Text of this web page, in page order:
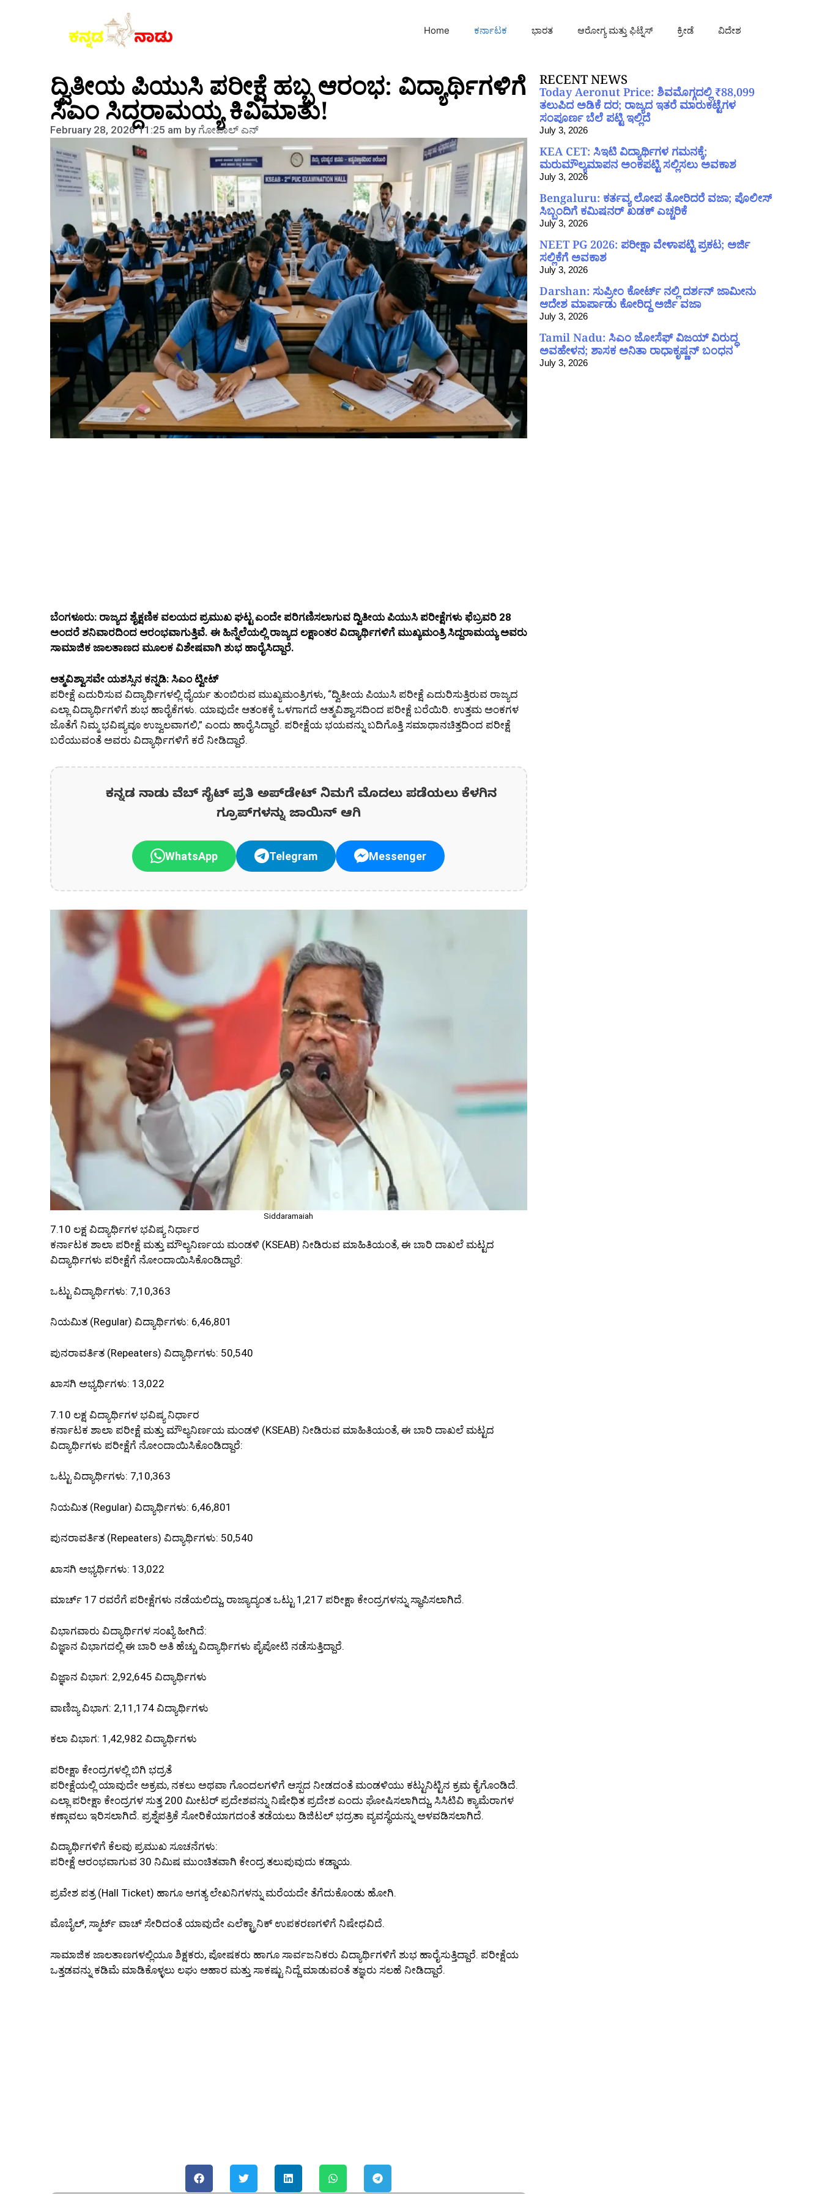
Home ಕರ್ನಾಟಕ ಭಾರತ ಆರೋಗ್ಯ ಮತ್ತು ಫಿಟ್ನೆಸ್ ಕ್ರೀಡೆ ವಿದೇಶ
ದ್ವಿತೀಯ ಪಿಯುಸಿ ಪರೀಕ್ಷೆ ಹಬ್ಬ ಆರಂಭ: ವಿದ್ಯಾರ್ಥಿಗಳಿಗೆ
ಸಿಎಂ ಸಿದ್ದರಾಮಯ್ಯ ಕಿವಿಮಾತು!
February 28, 2026 11:25 am byಗೋಪಾಲ್‌ ಎನ್‌
ಬೆಂಗಳೂರು: ರಾಜ್ಯದ ಶೈಕ್ಷಣಿಕ ವಲಯದ ಪ್ರಮುಖ ಘಟ್ಟ ಎಂದೇ ಪರಿಗಣಿಸಲಾಗುವ ದ್ವಿತೀಯ ಪಿಯುಸಿ ಪರೀಕ್ಷೆಗಳು ಫೆಬ್ರವರಿ 28
ಅಂದರೆ ಶನಿವಾರದಿಂದ ಆರಂಭವಾಗುತ್ತಿವೆ. ಈ ಹಿನ್ನೆಲೆಯಲ್ಲಿ ರಾಜ್ಯದ ಲಕ್ಷಾಂತರ ವಿದ್ಯಾರ್ಥಿಗಳಿಗೆ ಮುಖ್ಯಮಂತ್ರಿ ಸಿದ್ದರಾಮಯ್ಯ ಅವರು
ಸಾಮಾಜಿಕ ಜಾಲತಾಣದ ಮೂಲಕ ವಿಶೇಷವಾಗಿ ಶುಭ ಹಾರೈಸಿದ್ದಾರೆ.
ಆತ್ಮವಿಶ್ವಾಸವೇ ಯಶಸ್ಸಿನ ಕನ್ನಡಿ: ಸಿಎಂ ಟ್ವೀಟ್
ಪರೀಕ್ಷೆ ಎದುರಿಸುವ ವಿದ್ಯಾರ್ಥಿಗಳಲ್ಲಿ ಧೈರ್ಯ ತುಂಬಿರುವ ಮುಖ್ಯಮಂತ್ರಿಗಳು, “ದ್ವಿತೀಯ ಪಿಯುಸಿ ಪರೀಕ್ಷೆ ಎದುರಿಸುತ್ತಿರುವ ರಾಜ್ಯದ
ಎಲ್ಲಾ ವಿದ್ಯಾರ್ಥಿಗಳಿಗೆ ಶುಭ ಹಾರೈಕೆಗಳು. ಯಾವುದೇ ಆತಂಕಕ್ಕೆ ಒಳಗಾಗದೆ ಆತ್ಮವಿಶ್ವಾಸದಿಂದ ಪರೀಕ್ಷೆ ಬರೆಯಿರಿ. ಉತ್ತಮ ಅಂಕಗಳ
ಜೊತೆಗೆ ನಿಮ್ಮ ಭವಿಷ್ಯವೂ ಉಜ್ವಲವಾಗಲಿ,” ಎಂದು ಹಾರೈಸಿದ್ದಾರೆ. ಪರೀಕ್ಷೆಯ ಭಯವನ್ನು ಬದಿಗೊತ್ತಿ ಸಮಾಧಾನಚಿತ್ತದಿಂದ ಪರೀಕ್ಷೆ
ಬರೆಯುವಂತೆ ಅವರು ವಿದ್ಯಾರ್ಥಿಗಳಿಗೆ ಕರೆ ನೀಡಿದ್ದಾರೆ.
ಕನ್ನಡ ನಾಡು ವೆಬ್ ಸೈಟ್ ಪ್ರತಿ ಅಪ್‌ಡೇಟ್‌ ನಿಮಗೆ ಮೊದಲು ಪಡೆಯಲು ಕೆಳಗಿನ
ಗ್ರೂಪ್‌ಗಳನ್ನು ಜಾಯಿನ್ ಆಗಿ
WhatsApp Telegram Messenger
Siddaramaiah
7.10 ಲಕ್ಷ ವಿದ್ಯಾರ್ಥಿಗಳ ಭವಿಷ್ಯ ನಿರ್ಧಾರ
ಕರ್ನಾಟಕ ಶಾಲಾ ಪರೀಕ್ಷೆ ಮತ್ತು ಮೌಲ್ಯನಿರ್ಣಯ ಮಂಡಳಿ (KSEAB) ನೀಡಿರುವ ಮಾಹಿತಿಯಂತೆ, ಈ ಬಾರಿ ದಾಖಲೆ ಮಟ್ಟದ
ವಿದ್ಯಾರ್ಥಿಗಳು ಪರೀಕ್ಷೆಗೆ ನೋಂದಾಯಿಸಿಕೊಂಡಿದ್ದಾರೆ:
ಒಟ್ಟು ವಿದ್ಯಾರ್ಥಿಗಳು: 7,10,363
ನಿಯಮಿತ (Regular) ವಿದ್ಯಾರ್ಥಿಗಳು: 6,46,801
ಪುನರಾವರ್ತಿತ (Repeaters) ವಿದ್ಯಾರ್ಥಿಗಳು: 50,540
ಖಾಸಗಿ ಅಭ್ಯರ್ಥಿಗಳು: 13,022
7.10 ಲಕ್ಷ ವಿದ್ಯಾರ್ಥಿಗಳ ಭವಿಷ್ಯ ನಿರ್ಧಾರ
ಕರ್ನಾಟಕ ಶಾಲಾ ಪರೀಕ್ಷೆ ಮತ್ತು ಮೌಲ್ಯನಿರ್ಣಯ ಮಂಡಳಿ (KSEAB) ನೀಡಿರುವ ಮಾಹಿತಿಯಂತೆ, ಈ ಬಾರಿ ದಾಖಲೆ ಮಟ್ಟದ
ವಿದ್ಯಾರ್ಥಿಗಳು ಪರೀಕ್ಷೆಗೆ ನೋಂದಾಯಿಸಿಕೊಂಡಿದ್ದಾರೆ:
ಒಟ್ಟು ವಿದ್ಯಾರ್ಥಿಗಳು: 7,10,363
ನಿಯಮಿತ (Regular) ವಿದ್ಯಾರ್ಥಿಗಳು: 6,46,801
ಪುನರಾವರ್ತಿತ (Repeaters) ವಿದ್ಯಾರ್ಥಿಗಳು: 50,540
ಖಾಸಗಿ ಅಭ್ಯರ್ಥಿಗಳು: 13,022
ಮಾರ್ಚ್ 17 ರವರೆಗೆ ಪರೀಕ್ಷೆಗಳು ನಡೆಯಲಿದ್ದು, ರಾಜ್ಯಾದ್ಯಂತ ಒಟ್ಟು 1,217 ಪರೀಕ್ಷಾ ಕೇಂದ್ರಗಳನ್ನು ಸ್ಥಾಪಿಸಲಾಗಿದೆ.
ವಿಭಾಗವಾರು ವಿದ್ಯಾರ್ಥಿಗಳ ಸಂಖ್ಯೆ ಹೀಗಿದೆ:
ವಿಜ್ಞಾನ ವಿಭಾಗದಲ್ಲಿ ಈ ಬಾರಿ ಅತಿ ಹೆಚ್ಚು ವಿದ್ಯಾರ್ಥಿಗಳು ಪೈಪೋಟಿ ನಡೆಸುತ್ತಿದ್ದಾರೆ.
ವಿಜ್ಞಾನ ವಿಭಾಗ: 2,92,645 ವಿದ್ಯಾರ್ಥಿಗಳು
ವಾಣಿಜ್ಯ ವಿಭಾಗ: 2,11,174 ವಿದ್ಯಾರ್ಥಿಗಳು
ಕಲಾ ವಿಭಾಗ: 1,42,982 ವಿದ್ಯಾರ್ಥಿಗಳು
ಪರೀಕ್ಷಾ ಕೇಂದ್ರಗಳಲ್ಲಿ ಬಿಗಿ ಭದ್ರತೆ
ಪರೀಕ್ಷೆಯಲ್ಲಿ ಯಾವುದೇ ಅಕ್ರಮ, ನಕಲು ಅಥವಾ ಗೊಂದಲಗಳಿಗೆ ಆಸ್ಪದ ನೀಡದಂತೆ ಮಂಡಳಿಯು ಕಟ್ಟುನಿಟ್ಟಿನ ಕ್ರಮ ಕೈಗೊಂಡಿದೆ.
ಎಲ್ಲಾ ಪರೀಕ್ಷಾ ಕೇಂದ್ರಗಳ ಸುತ್ತ 200 ಮೀಟರ್ ಪ್ರದೇಶವನ್ನು ನಿಷೇಧಿತ ಪ್ರದೇಶ ಎಂದು ಘೋಷಿಸಲಾಗಿದ್ದು, ಸಿಸಿಟಿವಿ ಕ್ಯಾಮೆರಾಗಳ
ಕಣ್ಗಾವಲು ಇರಿಸಲಾಗಿದೆ. ಪ್ರಶ್ನೆಪತ್ರಿಕೆ ಸೋರಿಕೆಯಾಗದಂತೆ ತಡೆಯಲು ಡಿಜಿಟಲ್ ಭದ್ರತಾ ವ್ಯವಸ್ಥೆಯನ್ನು ಅಳವಡಿಸಲಾಗಿದೆ.
ವಿದ್ಯಾರ್ಥಿಗಳಿಗೆ ಕೆಲವು ಪ್ರಮುಖ ಸೂಚನೆಗಳು:
ಪರೀಕ್ಷೆ ಆರಂಭವಾಗುವ 30 ನಿಮಿಷ ಮುಂಚಿತವಾಗಿ ಕೇಂದ್ರ ತಲುಪುವುದು ಕಡ್ಡಾಯ.
ಪ್ರವೇಶ ಪತ್ರ (Hall Ticket) ಹಾಗೂ ಅಗತ್ಯ ಲೇಖನಿಗಳನ್ನು ಮರೆಯದೇ ತೆಗೆದುಕೊಂಡು ಹೋಗಿ.
ಮೊಬೈಲ್, ಸ್ಮಾರ್ಟ್ ವಾಚ್ ಸೇರಿದಂತೆ ಯಾವುದೇ ಎಲೆಕ್ಟ್ರಾನಿಕ್ ಉಪಕರಣಗಳಿಗೆ ನಿಷೇಧವಿದೆ.
ಸಾಮಾಜಿಕ ಜಾಲತಾಣಗಳಲ್ಲಿಯೂ ಶಿಕ್ಷಕರು, ಪೋಷಕರು ಹಾಗೂ ಸಾರ್ವಜನಿಕರು ವಿದ್ಯಾರ್ಥಿಗಳಿಗೆ ಶುಭ ಹಾರೈಸುತ್ತಿದ್ದಾರೆ. ಪರೀಕ್ಷೆಯ
ಒತ್ತಡವನ್ನು ಕಡಿಮೆ ಮಾಡಿಕೊಳ್ಳಲು ಲಘು ಆಹಾರ ಮತ್ತು ಸಾಕಷ್ಟು ನಿದ್ದೆ ಮಾಡುವಂತೆ ತಜ್ಞರು ಸಲಹೆ ನೀಡಿದ್ದಾರೆ.
RECENT NEWS
Today Aeronut Price: ಶಿವಮೊಗ್ಗದಲ್ಲಿ ₹88,099
ತಲುಪಿದ ಅಡಿಕೆ ದರ; ರಾಜ್ಯದ ಇತರೆ ಮಾರುಕಟ್ಟೆಗಳ
ಸಂಪೂರ್ಣ ಬೆಲೆ ಪಟ್ಟಿ ಇಲ್ಲಿದೆ
July 3, 2026
KEA CET: ಸಿಇಟಿ ವಿದ್ಯಾರ್ಥಿಗಳ ಗಮನಕ್ಕೆ;
ಮರುಮೌಲ್ಯಮಾಪನ ಅಂಕಪಟ್ಟಿ ಸಲ್ಲಿಸಲು ಅವಕಾಶ
July 3, 2026
Bengaluru: ಕರ್ತವ್ಯ ಲೋಪ ತೋರಿದರೆ ವಜಾ; ಪೊಲೀಸ್
ಸಿಬ್ಬಂದಿಗೆ ಕಮಿಷನರ್ ಖಡಕ್ ಎಚ್ಚರಿಕೆ
July 3, 2026
NEET PG 2026: ಪರೀಕ್ಷಾ ವೇಳಾಪಟ್ಟಿ ಪ್ರಕಟ; ಅರ್ಜಿ
ಸಲ್ಲಿಕೆಗೆ ಅವಕಾಶ
July 3, 2026
Darshan: ಸುಪ್ರೀಂ ಕೋರ್ಟ್ ನಲ್ಲಿ ದರ್ಶನ್ ಜಾಮೀನು
ಆದೇಶ ಮಾರ್ಪಾಡು ಕೋರಿದ್ದ ಅರ್ಜಿ ವಜಾ
July 3, 2026
Tamil Nadu: ಸಿಎಂ ಜೋಸೆಫ್ ವಿಜಯ್ ವಿರುದ್ಧ
ಅವಹೇಳನ; ಶಾಸಕ ಅನಿತಾ ರಾಧಾಕೃಷ್ಣನ್ ಬಂಧನ
July 3, 2026